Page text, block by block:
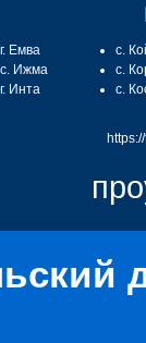
г. Емва
с. Ижма
г. Инта
с.
с.
с.